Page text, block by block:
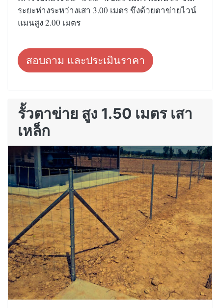
ระยะห่างระหว่างเสา 3.00 เมตร ขึงด้วยตาข่ายไวน์
แมนสูง 2.00 เมตร
สอบถาม และประเมินราคา
รั้วตาข่าย สูง 1.50 เมตร เสา
เหล็ก